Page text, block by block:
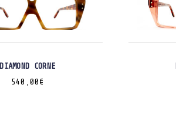
DIAMOND CORNE
540,00 €